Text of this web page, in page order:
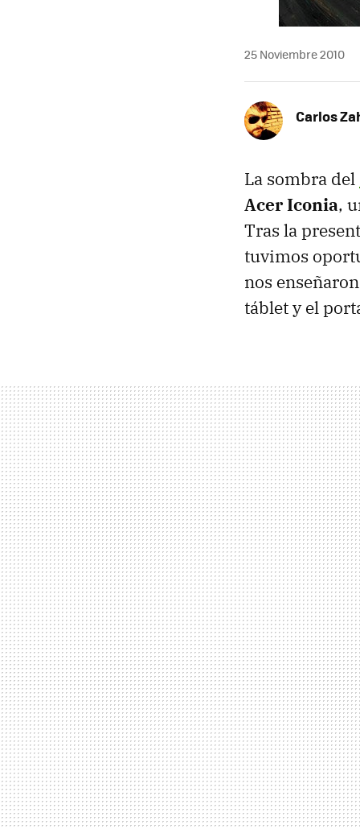
25 Noviembre 2010
Carlos
La sombra del
Acer Iconia,
Tras la
tuvimos
nos
táblet y el